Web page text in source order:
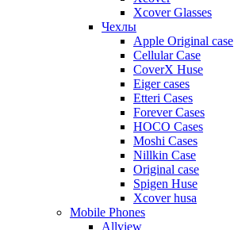
Xcover Glasses
Чехлы
Apple Original case
Cellular Case
CoverX Huse
Eiger cases
Etteri Cases
Forever Cases
HOCO Cases
Moshi Cases
Nillkin Case
Original case
Spigen Huse
Xcover husa
Mobile Phones
Allview